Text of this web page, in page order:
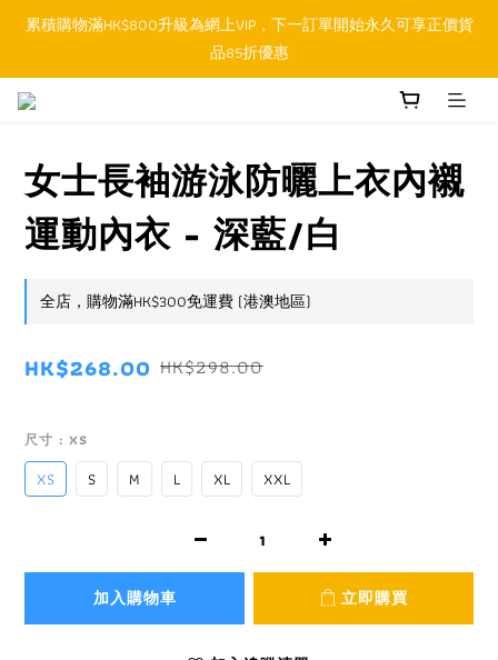
順豐香港SFHK APP取件通知功能將取代SMS短訊
累積購物滿HK$800升級為網上VIP，下一訂單開始永久可享正價貨
品85折優惠
順豐香港SFHK APP取件通知功能將取代SMS短訊
女士長袖游泳防曬上衣內襯
運動內衣 - 深藍/白
全店，購物滿HK$300免運費 (港澳地區)
HK$268.00 HK$298.00
尺寸 : XS
XS S M L XL XXL
加入購物車 立即購買